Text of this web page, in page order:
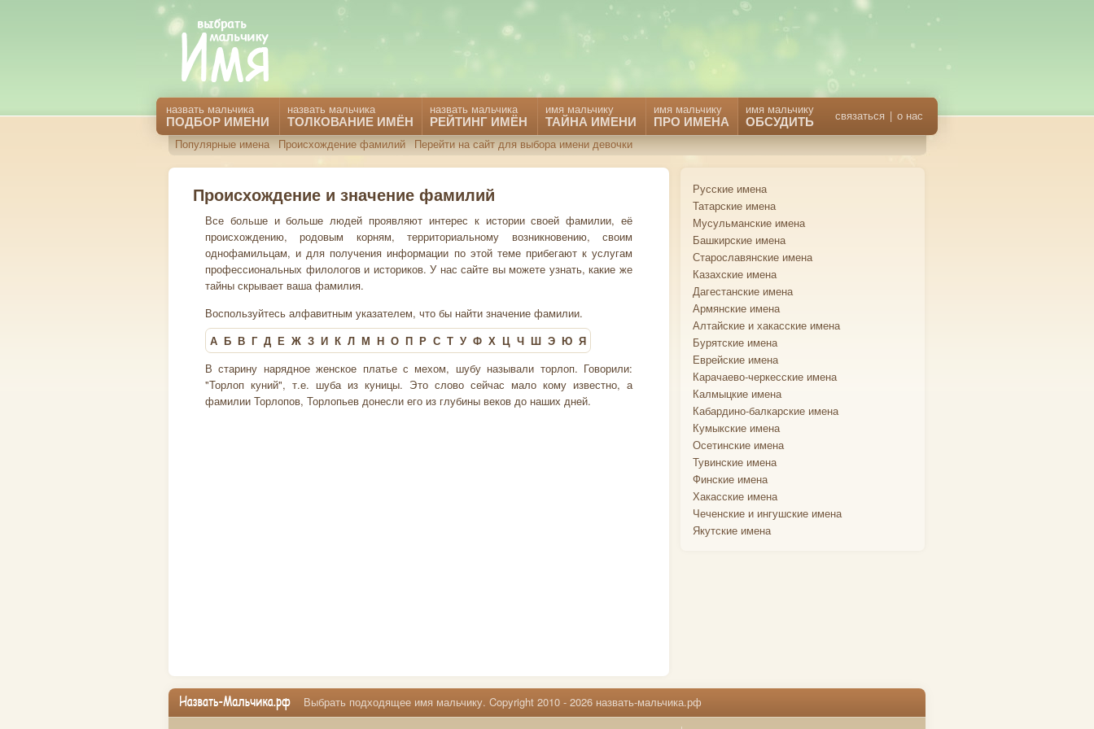
назвать мальчика
ПОДБОР ИМЕНИ
назвать мальчика
ТОЛКОВАНИЕ ИМЁН
назвать мальчика
РЕЙТИНГ ИМЁН
имя мальчику
ТАЙНА ИМЕНИ
имя мальчику
ПРО ИМЕНА
имя мальчику
ОБСУДИТЬ связаться | о нас
Популярные имена Происхождение фамилий Перейти на сайт для выбора имени девочки
Происхождение и значение фамилий
Все больше и больше людей проявляют интерес к истории своей фамилии, её
происхождению, родовым корням, территориальному возникновению, своим
однофамильцам, и для получения информации по этой теме прибегают к услугам
профессиональных филологов и историков. У нас сайте вы можете узнать, какие же
тайны скрывает ваша фамилия.
Воспользуйтесь алфавитным указателем, что бы найти значение фамилии.
А Б В Г Д Е Ж З И К Л М Н О П Р С Т У Ф Х Ц Ч Ш Э Ю Я
В старину нарядное женское платье с мехом, шубу называли торлоп. Говорили:
"Торлоп куний", т.е. шуба из куницы. Это слово сейчас мало кому известно, а
фамилии Торлопов, Торлопьев донесли его из глубины веков до наших дней.
Русские имена
Татарские имена
Мусульманские имена
Башкирские имена
Старославянские имена
Казахские имена
Дагестанские имена
Армянские имена
Алтайские и хакасские имена
Бурятские имена
Еврейские имена
Карачаево-черкесские имена
Калмыцкие имена
Кабардино-балкарские имена
Кумыкские имена
Осетинские имена
Тувинские имена
Финские имена
Хакасские имена
Чеченские и ингушские имена
Якутские имена
Выбрать подходящее имя мальчику. Copyright 2010 - 2026 назвать-мальчика.рф